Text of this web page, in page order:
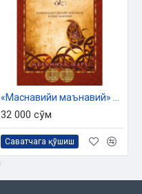
32 000 сўм
Саватчага қўшиш